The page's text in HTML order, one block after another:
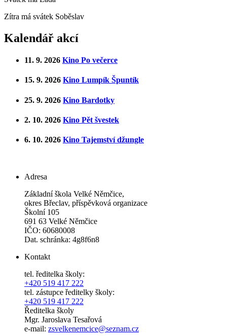
Zítra má svátek Soběslav
Kalendář akcí
11. 9. 2026 Kino Po večerce
15. 9. 2026 Kino Lumpík Špuntík
25. 9. 2026 Kino Bardotky
2. 10. 2026 Kino Pět švestek
6. 10. 2026 Kino Tajemství džungle
Adresa
Základní škola Velké Němčice,
okres Břeclav, příspěvková organizace
Školní 105
691 63 Velké Němčice
IČO: 60680008
Dat. schránka: 4g8f6n8
Kontakt
tel. ředitelka školy:
+420 519 417 222
tel. zástupce ředitelky školy:
+420 519 417 222
Ředitelka školy
Mgr. Jaroslava Tesařová
e-mail: zsvelkenemcice@seznam.cz